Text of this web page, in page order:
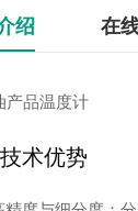
绍 在
术优势